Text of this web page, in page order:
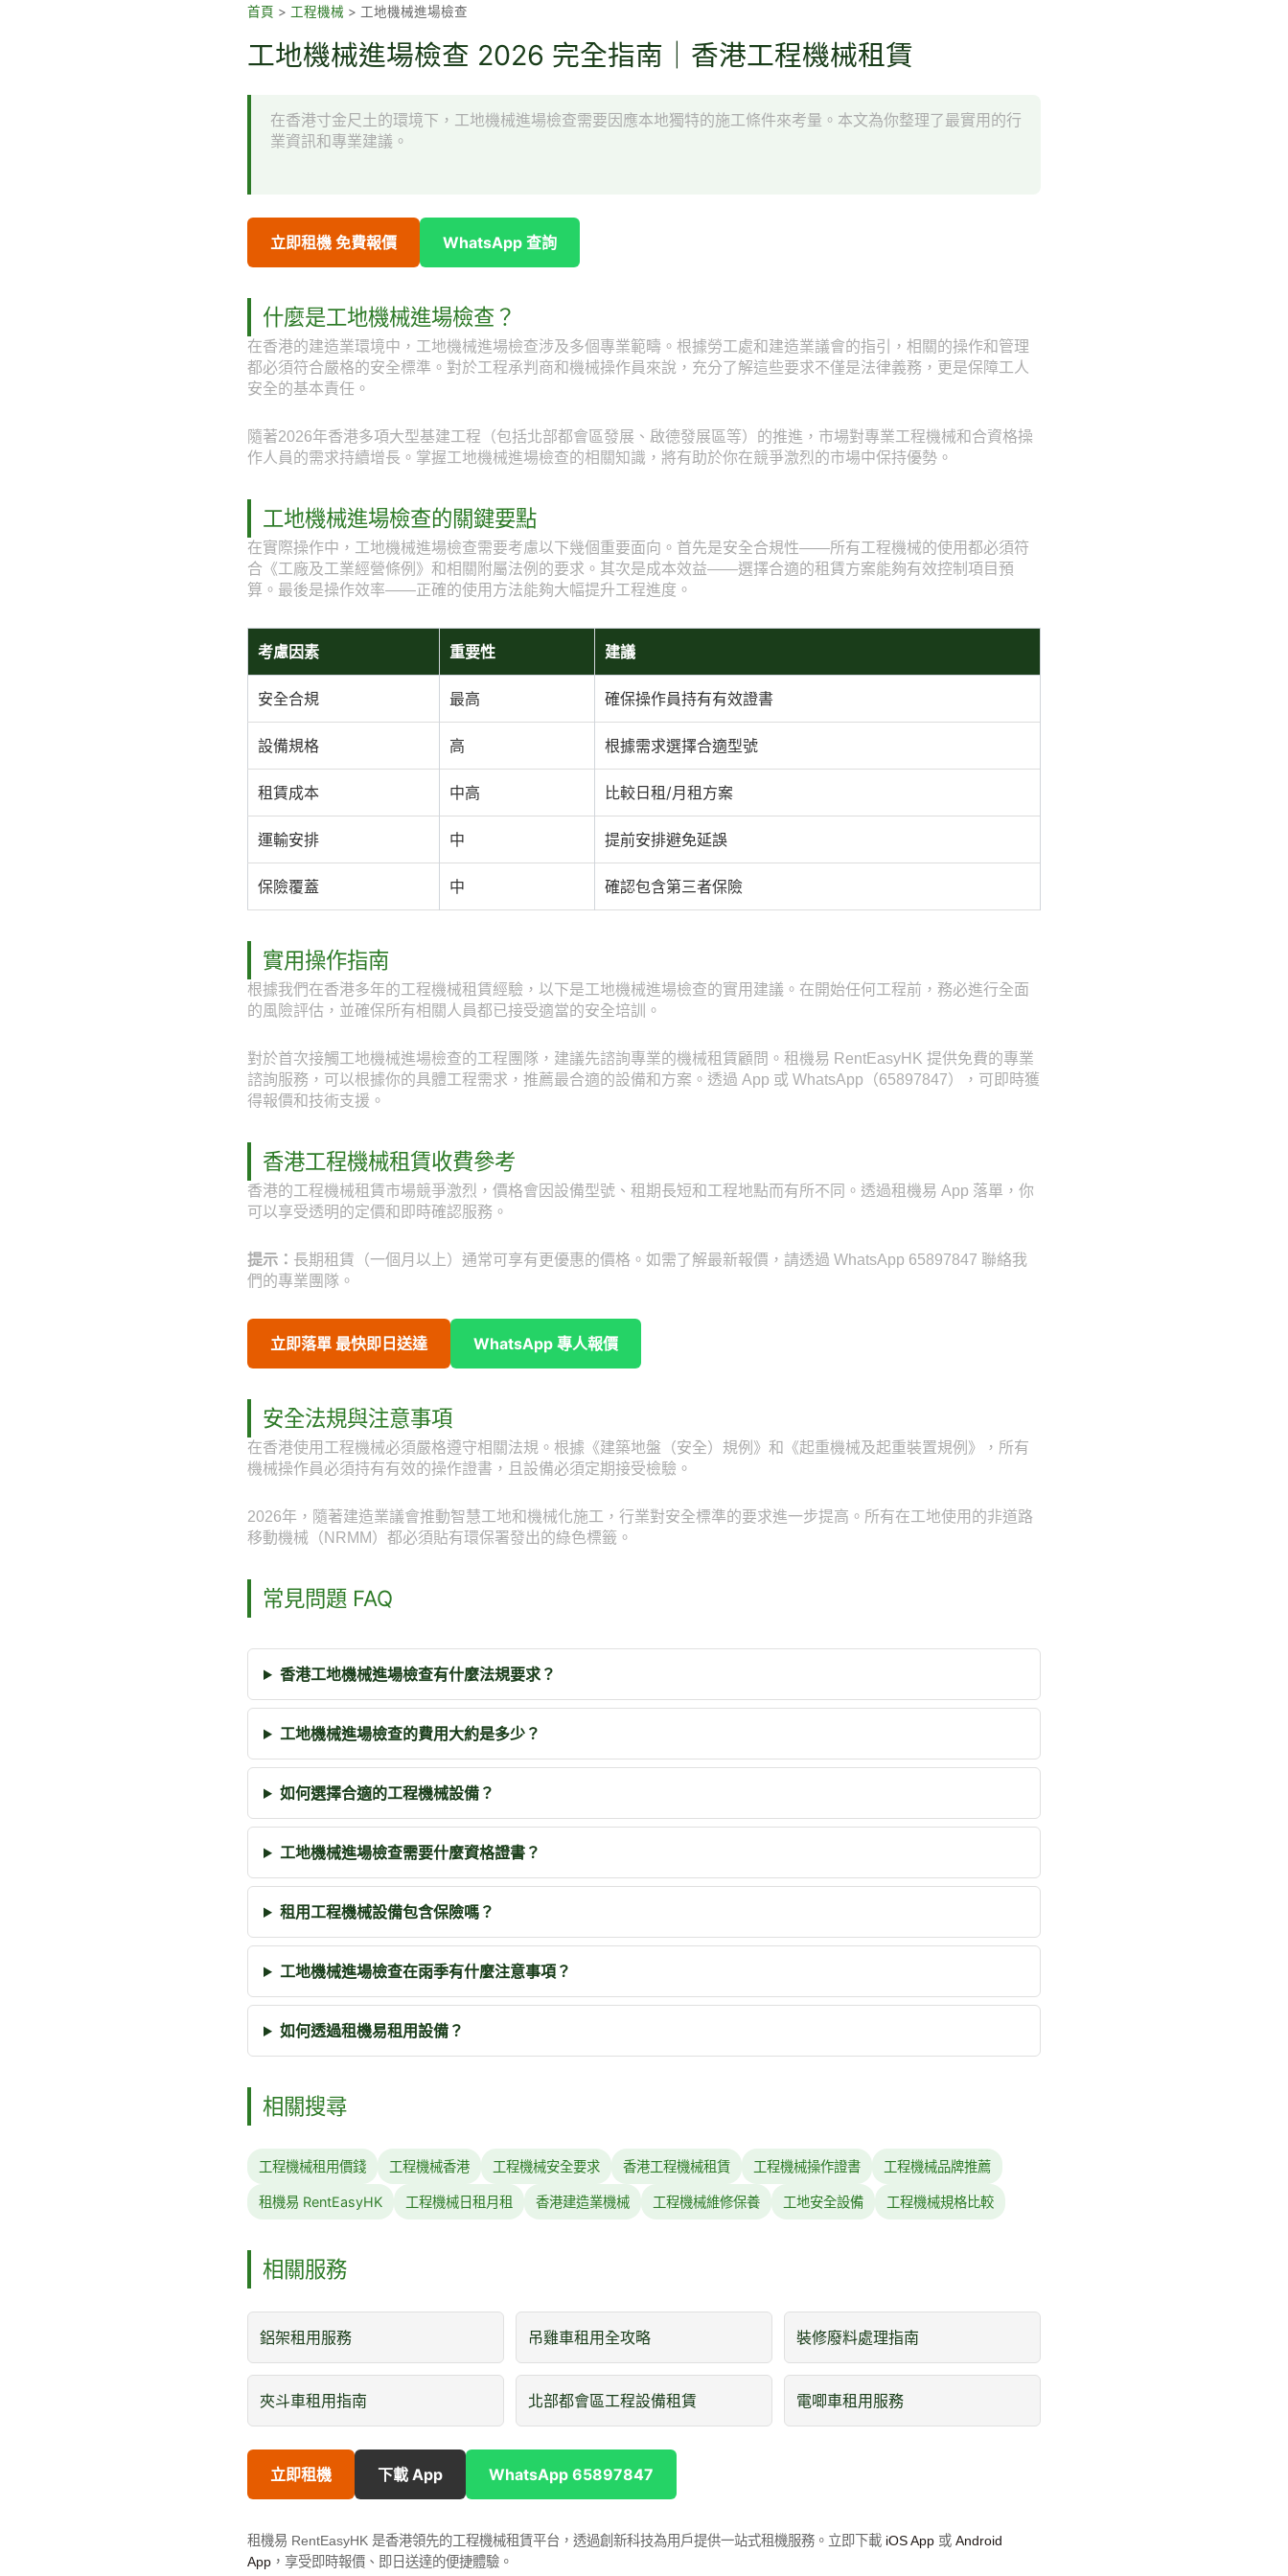
首頁 > 工程機械 > 工地機械進場檢查
工地機械進場檢查 2026 完全指南｜香港工程機械租賃
在香港寸金尺土的環境下，工地機械進場檢查需要因應本地獨特的施工條件來考量。本文為你整理了最實用的行
業資訊和專業建議。
立即租機 免費報價 WhatsApp 查詢
什麼是工地機械進場檢查？
在香港的建造業環境中，工地機械進場檢查涉及多個專業範疇。根據勞工處和建造業議會的指引，相關的操作和管理
都必須符合嚴格的安全標準。對於工程承判商和機械操作員來說，充分了解這些要求不僅是法律義務，更是保障工人
安全的基本責任。
隨著2026年香港多項大型基建工程（包括北部都會區發展、啟德發展區等）的推進，市場對專業工程機械和合資格操
作人員的需求持續增長。掌握工地機械進場檢查的相關知識，將有助於你在競爭激烈的市場中保持優勢。
工地機械進場檢查的關鍵要點
在實際操作中，工地機械進場檢查需要考慮以下幾個重要面向。首先是安全合規性——所有工程機械的使用都必須符
合《工廠及工業經營條例》和相關附屬法例的要求。其次是成本效益——選擇合適的租賃方案能夠有效控制項目預
算。最後是操作效率——正確的使用方法能夠大幅提升工程進度。
考慮因素 重要性 建議
安全合規 最高 確保操作員持有有效證書
設備規格 高 根據需求選擇合適型號
租賃成本 中高 比較日租/月租方案
運輸安排 中 提前安排避免延誤
保險覆蓋 中 確認包含第三者保險
實用操作指南
根據我們在香港多年的工程機械租賃經驗，以下是工地機械進場檢查的實用建議。在開始任何工程前，務必進行全面
的風險評估，並確保所有相關人員都已接受適當的安全培訓。
對於首次接觸工地機械進場檢查的工程團隊，建議先諮詢專業的機械租賃顧問。租機易 RentEasyHK 提供免費的專業
諮詢服務，可以根據你的具體工程需求，推薦最合適的設備和方案。透過 App 或 WhatsApp（65897847），可即時獲
得報價和技術支援。
香港工程機械租賃收費參考
香港的工程機械租賃市場競爭激烈，價格會因設備型號、租期長短和工程地點而有所不同。透過租機易 App 落單，你
可以享受透明的定價和即時確認服務。
提示： 長期租賃（一個月以上）通常可享有更優惠的價格。如需了解最新報價，請透過 WhatsApp 65897847 聯絡我
們的專業團隊。
立即落單 最快即日送達 WhatsApp 專人報價
安全法規與注意事項
在香港使用工程機械必須嚴格遵守相關法規。根據《建築地盤（安全）規例》和《起重機械及起重裝置規例》，所有
機械操作員必須持有有效的操作證書，且設備必須定期接受檢驗。
2026年，隨著建造業議會推動智慧工地和機械化施工，行業對安全標準的要求進一步提高。所有在工地使用的非道路
移動機械（NRMM）都必須貼有環保署發出的綠色標籤。
常見問題 FAQ
香港工地機械進場檢查有什麼法規要求？
工地機械進場檢查的費用大約是多少？
如何選擇合適的工程機械設備？
工地機械進場檢查需要什麼資格證書？
租用工程機械設備包含保險嗎？
工地機械進場檢查在雨季有什麼注意事項？
如何透過租機易租用設備？
相關搜尋
工程機械租用價錢 工程機械香港 工程機械安全要求 香港工程機械租賃 工程機械操作證書 工程機械品牌推薦
租機易 RentEasyHK 工程機械日租月租 香港建造業機械 工程機械維修保養 工地安全設備 工程機械規格比較
相關服務
鋁架租用服務 吊雞車租用全攻略 裝修廢料處理指南
夾斗車租用指南 北部都會區工程設備租賃 電唧車租用服務
立即租機 下載 App WhatsApp 65897847
租機易 RentEasyHK 是香港領先的工程機械租賃平台，透過創新科技為用戶提供一站式租機服務。立即下載 iOS App 或 Android
App ，享受即時報價、即日送達的便捷體驗。